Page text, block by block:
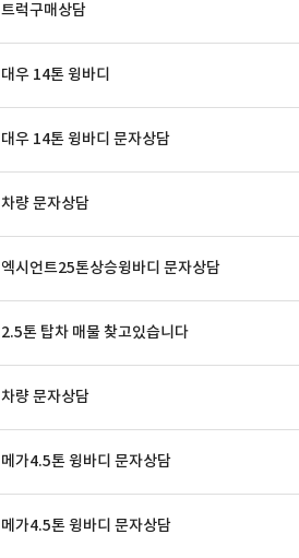
트럭구매상담
대우 14톤 윙바디
대우 14톤 윙바디 문자상담
차량 문자상담
엑시언트25톤상승윙바디 문자상담
2.5톤 탑차 매물 찾고있습니다
차량 문자상담
메가4.5톤 윙바디 문자상담
메가4.5톤 윙바디 문자상담